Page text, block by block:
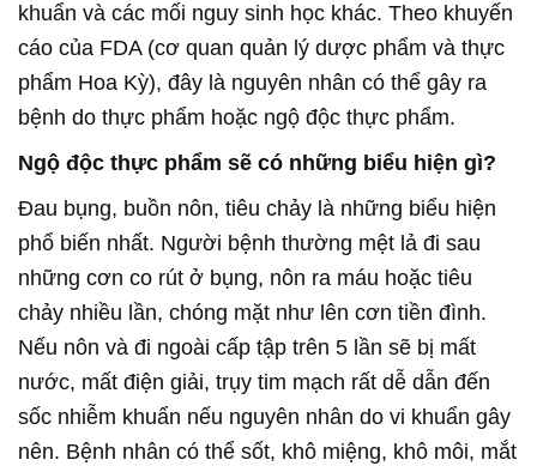
khuẩn và các mối nguy sinh học khác. Theo khuyến
cáo của FDA (cơ quan quản lý dược phẩm và thực
phẩm Hoa Kỳ), đây là nguyên nhân có thể gây ra
bệnh do thực phẩm hoặc ngộ độc thực phẩm.
Ngộ độc thực phẩm sẽ có những biểu hiện gì?
Đau bụng, buồn nôn, tiêu chảy là những biểu hiện
phổ biến nhất. Người bệnh thường mệt lả đi sau
những cơn co rút ở bụng, nôn ra máu hoặc tiêu
chảy nhiều lần, chóng mặt như lên cơn tiền đình.
Nếu nôn và đi ngoài cấp tập trên 5 lần sẽ bị mất
nước, mất điện giải, trụy tim mạch rất dễ dẫn đến
sốc nhiễm khuẩn nếu nguyên nhân do vi khuẩn gây
nên. Bệnh nhân có thể sốt, khô miệng, khô môi, mắt